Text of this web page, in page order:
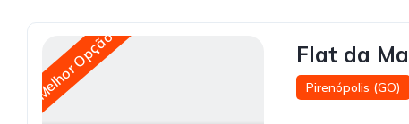
Melhor Opção Flat da
Pirenópolis (GO)